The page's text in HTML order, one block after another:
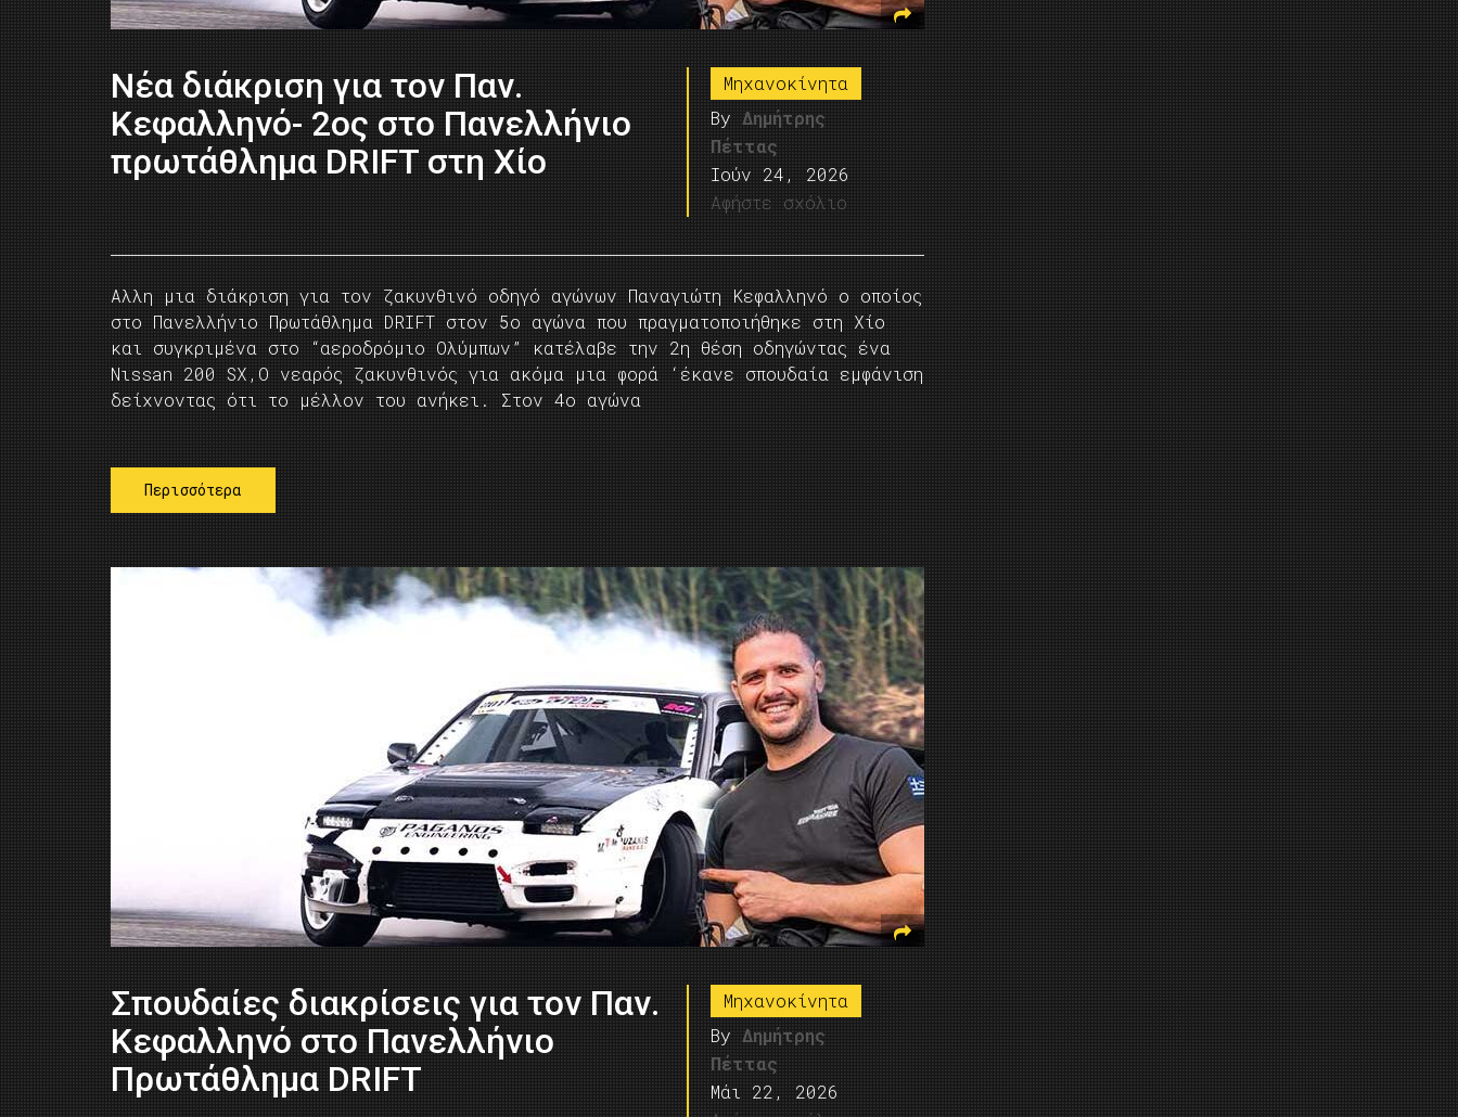
Νέα διάκριση για τον Παν.
Κεφαλληνό- 2ος στο Πανελλήνιο
πρωτάθλημα DRIFT στη Χίο
Μηχανοκίνητα
By Δημήτρης
Πέττας
Ιούν 24, 2026
Αφήστε σχόλιο
Αλλη μια διάκριση για τον ζακυνθινό οδηγό αγώνων Παναγιώτη Κεφαλληνό ο οποίος
στο Πανελλήνιο Πρωτάθλημα DRIFT στον 5ο αγώνα που πραγματοποιήθηκε στη Χίο
και συγκριμένα στο “αεροδρόμιο Ολύμπων” κατέλαβε την 2η θέση οδηγώντας ένα
Νιssan 200 SX,Ο νεαρός ζακυνθινός για ακόμα μια φορά ‘έκανε σπουδαία εμφάνιση
δείχνοντας ότι το μέλλον του ανήκει. Στον 4ο αγώνα
Περισσότερα
Σπουδαίες διακρίσεις για τον Παν.
Κεφαλληνό στο Πανελλήνιο
Πρωτάθλημα DRIFT
Μηχανοκίνητα
By Δημήτρης
Πέττας
Μάι 22, 2026